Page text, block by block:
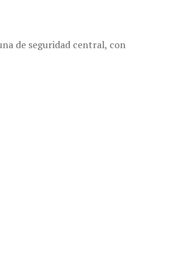
de seguridad central, con